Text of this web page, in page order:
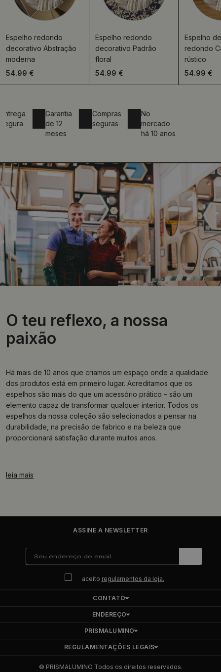
Espelho redondo
decorativo Abstração
moderna
54.99 €
Espelho redondo
decorativo Padrão
floral
54.99 €
Espelho
redondo
rústico
54.99 €
Garantia
de 12
meses
Compras
seguras
mercado
há 10 anos
O teu reflexo, a nossa
paixão
Há mais de 10 anos que criamos um espaço onde a qualidade
dos produtos está em primeiro lugar. Acreditamos que os
espelhos são mais do que um acessório prático – são um
elemento capaz de transformar qualquer interior. Todos os
espelhos da nossa coleção são selecionados a pensar na
durabilidade, na precisão de fabrico e na beleza que
proporcionará satisfação durante muitos anos.
leia mais
ASSINE A NEWSLETTER
aceito regulamentos da loja.
CONTATO
ENDEREÇO
PRISMALUMINO
REGULAMENTAÇÕES LEGAIS
© PRISMALUMINO Todos os direitos reservados.